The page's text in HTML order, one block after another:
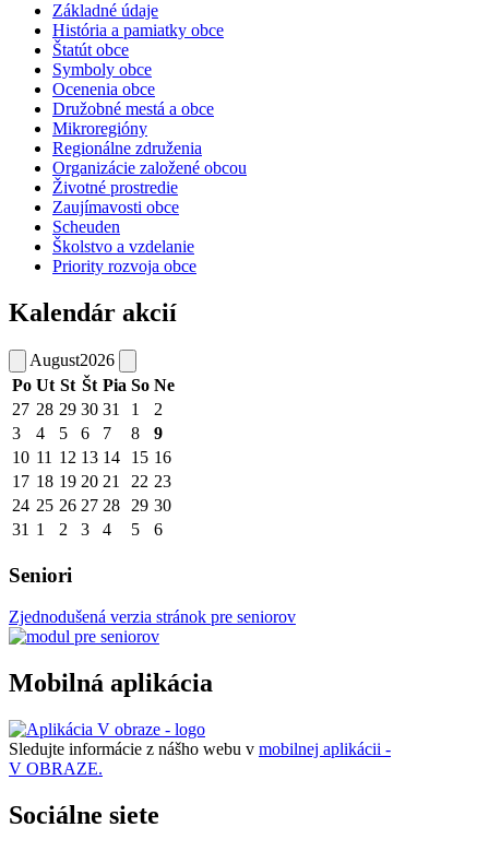
Základné údaje
História a pamiatky obce
Štatút obce
Symboly obce
Ocenenia obce
Družobné mestá a obce
Mikroregióny
Regionálne združenia
Organizácie založené obcou
Životné prostredie
Zaujímavosti obce
Scheuden
Školstvo a vzdelanie
Priority rozvoja obce
Kalendár akcií
August2026
Po Ut St Št Pia So Ne
27 28 29 30 31 1
2
3
4 5 6 7 8
9
10 11 12 13 14 15 16
17 18 19 20 21 22 23
24 25 26 27 28 29 30
31 1 2 3 4 5 6
Seniori
Zjednodušená verzia stránok pre seniorov
Mobilná aplikácia
Sledujte informácie z nášho webu v mobilnej aplikácii -
V OBRAZE.
Sociálne siete